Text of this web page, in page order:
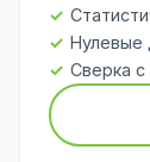
Нулевые
Сверка